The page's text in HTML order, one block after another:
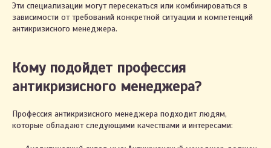
Эти специализации могут пересекаться или комбинироваться в
зависимости от требований конкретной ситуации и компетенций
антикризисного менеджера.
Кому подойдет профессия
антикризисного менеджера?
Профессия антикризисного менеджера подходит людям,
которые обладают следующими качествами и интересами: